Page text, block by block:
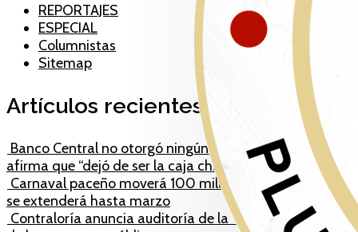
REPORTAJES
ESPECIAL
Columnistas
Sitemap
Artículos recientes
Banco Central no otorgó ningún nuevo crédito y
afirma que “dejó de ser la caja chica del Gobierno”
Carnaval paceño moverá 100 millones de bolivianos y
se extenderá hasta marzo
Contraloría anuncia auditoría de la “salud financiera”